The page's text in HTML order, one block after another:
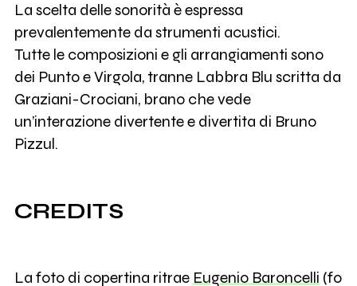
La scelta delle sonorità è espressa
prevalentemente da strumenti acustici.
Tutte le composizioni e gli arrangiamenti sono
dei Punto e Virgola, tranne Labbra Blu scritta da
Graziani-Crociani, brano che vede
un’interazione divertente e divertita di Bruno
Pizzul.
CREDITS
La foto di copertina ritrae Eugenio Baroncelli